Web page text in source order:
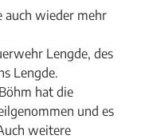
auch wieder mehr
Lengde, des
Lengde.
hat die
und es
weitere